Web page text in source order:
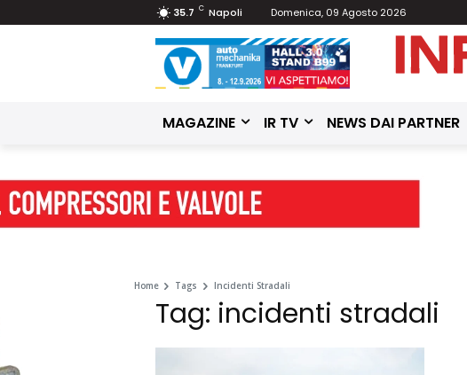
35.7 C Napoli Domenica, 09 Agosto 2026
MAGAZINE IR TV NEWS DAI PARTNER
Home Tags Incidenti Stradali
Tag: incidenti stradali